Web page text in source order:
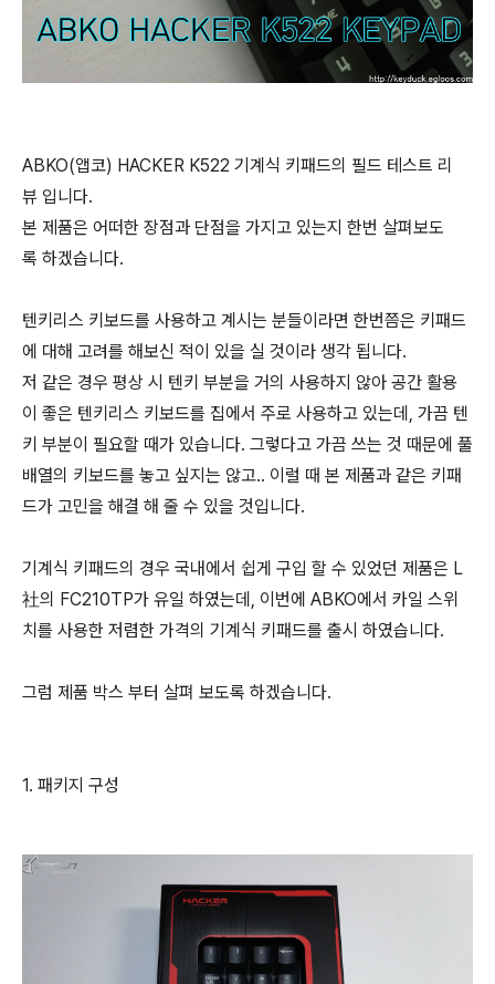
ABKO(앱코) HACKER K522 기계식 키패드의 필드 테스트 리
뷰 입니다.
본 제품은 어떠한 장점과 단점을 가지고 있는지 한번 살펴보도
록 하겠습니다.
텐키리스 키보드를 사용하고 계시는 분들이라면 한번쯤은 키패드
에 대해 고려를 해보신 적이 있을 실 것이라 생각 됩니다.
저 같은 경우 평상 시 텐키 부분을 거의 사용하지 않아 공간 활용
이 좋은 텐키리스 키보드를 집에서 주로 사용하고 있는데, 가끔 텐
키 부분이 필요할 때가 있습니다. 그렇다고 가끔 쓰는 것 때문에 풀
배열의 키보드를 놓고 싶지는 않고.. 이럴 때 본 제품과 같은 키패
드가 고민을 해결 해 줄 수 있을 것입니다.
기계식 키패드의 경우 국내에서 쉽게 구입 할 수 있었던 제품은 L
社의 FC210TP가 유일 하였는데, 이번에 ABKO에서 카일 스위
치를 사용한 저렴한 가격의 기계식 키패드를 출시 하였습니다.
그럼 제품 박스 부터 살펴 보도록 하겠습니다.
1. 패키지 구성